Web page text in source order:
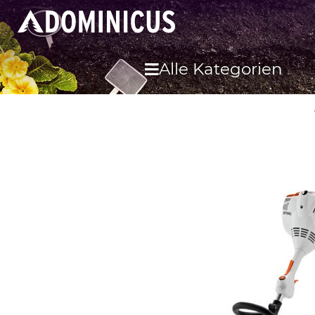
Alle Kategorien